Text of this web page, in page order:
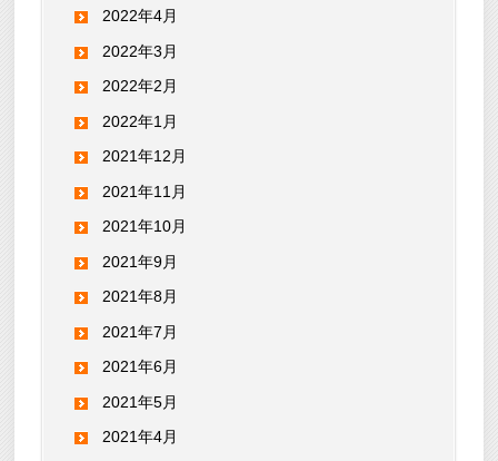
2022年4月
2022年3月
2022年2月
2022年1月
2021年12月
2021年11月
2021年10月
2021年9月
2021年8月
2021年7月
2021年6月
2021年5月
2021年4月